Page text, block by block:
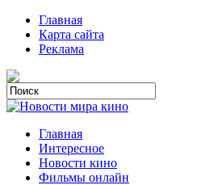
Главная
Карта сайта
Реклама
Главная
Интересное
Новости кино
Фильмы онлайн